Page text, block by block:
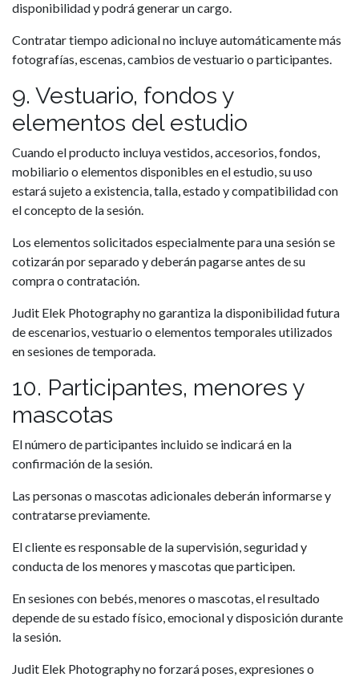
disponibilidad y podrá generar un cargo.
Contratar tiempo adicional no incluye automáticamente más
fotografías, escenas, cambios de vestuario o participantes.
9. Vestuario, fondos y
elementos del estudio
Cuando el producto incluya vestidos, accesorios, fondos,
mobiliario o elementos disponibles en el estudio, su uso
estará sujeto a existencia, talla, estado y compatibilidad con
el concepto de la sesión.
Los elementos solicitados especialmente para una sesión se
cotizarán por separado y deberán pagarse antes de su
compra o contratación.
Judit Elek Photography no garantiza la disponibilidad futura
de escenarios, vestuario o elementos temporales utilizados
en sesiones de temporada.
10. Participantes, menores y
mascotas
El número de participantes incluido se indicará en la
confirmación de la sesión.
Las personas o mascotas adicionales deberán informarse y
contratarse previamente.
El cliente es responsable de la supervisión, seguridad y
conducta de los menores y mascotas que participen.
En sesiones con bebés, menores o mascotas, el resultado
depende de su estado físico, emocional y disposición durante
la sesión.
Judit Elek Photography no forzará poses, expresiones o